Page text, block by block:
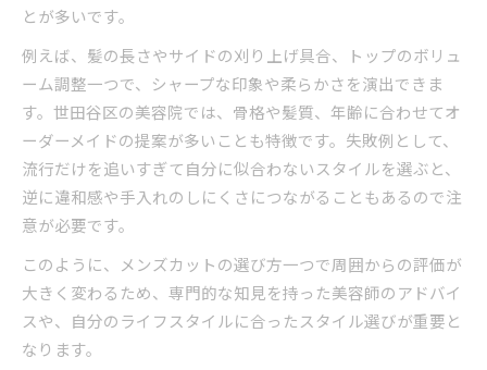
三軒茶屋・自由が丘のメンズカット事情
渋谷を意識したトレンドのメンズカットとは
上質なメンズカットを選ぶ際のチェック項目
男性客対応が得意な美容院の特徴を徹底解説
失敗しないメンズカット選びのコツを解説
メンズカットで後悔しない美容院選びの秘訣
予約前に確認したいメンズカットの重要ポイン
ト
美容師との相性で仕上がりが変わる理由
世田谷区で人気のメンズカットサロンの探し方
とが多いです。
例えば、髪の長さやサイドの刈り上げ具合、トップのボリュ
ーム調整一つで、シャープな印象や柔らかさを演出できま
す。世田谷区の美容院では、骨格や髪質、年齢に合わせてオ
ーダーメイドの提案が多いことも特徴です。失敗例として、
流行だけを追いすぎて自分に似合わないスタイルを選ぶと、
逆に違和感や手入れのしにくさにつながることもあるので注
意が必要です。
このように、メンズカットの選び方一つで周囲からの評価が
大きく変わるため、専門的な知見を持った美容師のアドバイ
スや、自分のライフスタイルに合ったスタイル選びが重要と
なります。